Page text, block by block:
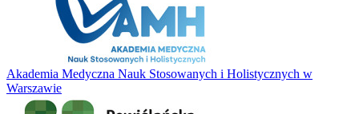
Akademia Medyczna Nauk Stosowanych i Holistycznych w
Warszawie